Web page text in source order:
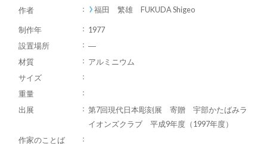
作者
福田 繁雄 FUKUDA Shigeo
制作年
1977
設置場所
―
材質
アルミニウム
サイズ
重量
出展
第7回現代日本彫刻展 寄贈 宇部かたばみラ
イオンズクラブ 平成9年度（1997年度）
作家のことば